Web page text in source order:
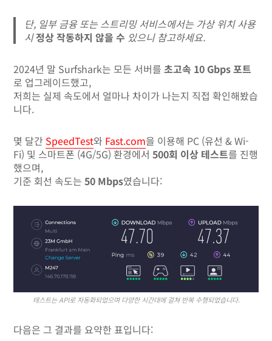
단, 일부 금융 또는 스트리밍 서비스에서는 가상 위치 사용
시정상 작동하지 않을 수 있으니 참고하세요.
2024년 말 Surfshark는 모든 서버를초고속 10 Gbps 포트
로 업그레이드했고,
저희는 실제 속도에서 얼마나 차이가 나는지 직접 확인해봤습
니다.
몇 달간 SpeedTest와 Fast.com을 이용해 PC (유선 & Wi-
Fi) 및 스마트폰 (4G/5G) 환경에서500회 이상 테스트를 진행
했으며,
기준 회선 속도는50 Mbps였습니다:
테스트는 API로 자동화되었으며 다양한 시간대에 걸쳐 반복 수행되었습니다.
다음은 그 결과를 요약한 표입니다: